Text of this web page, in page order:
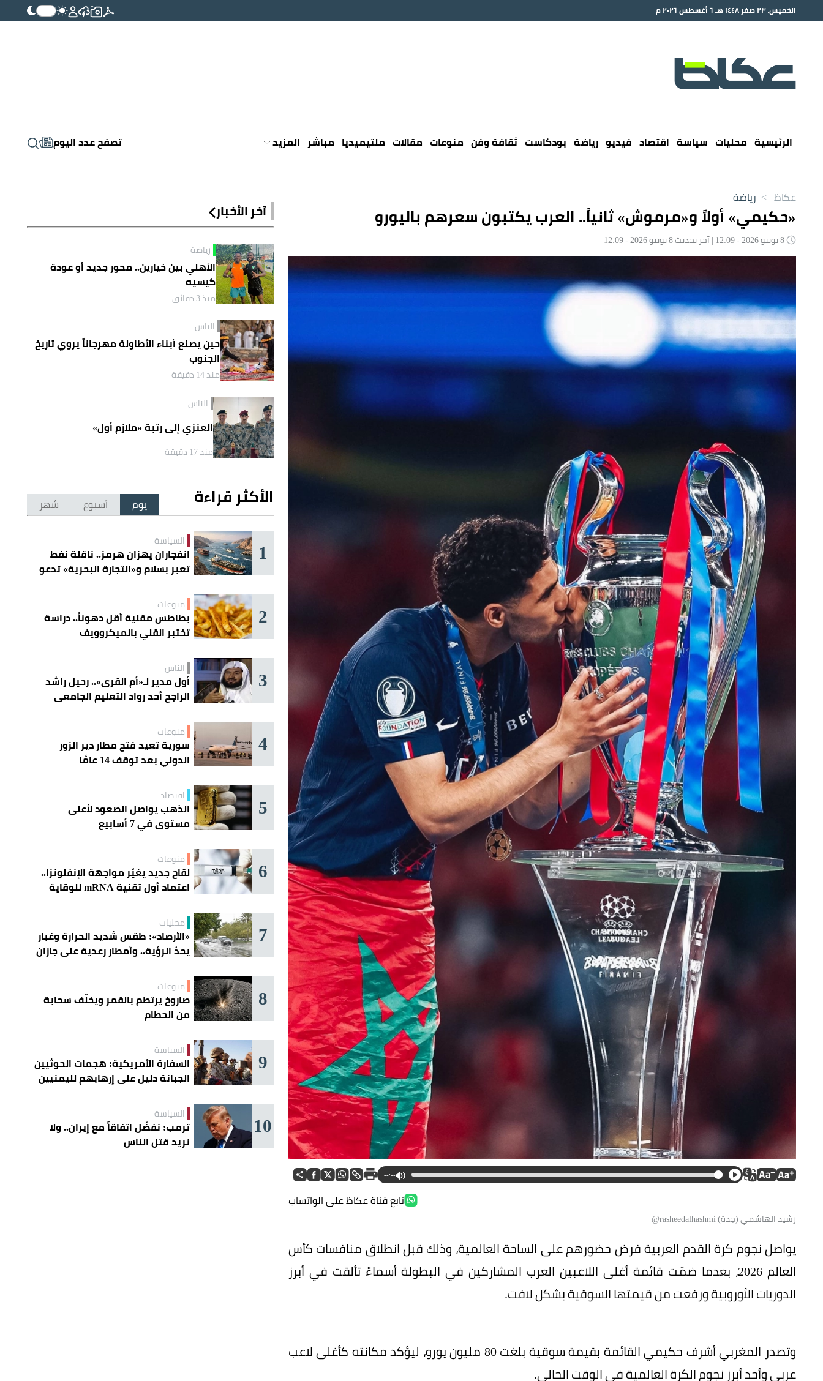
الخميس، ٢٣ صفر ١٤٤٨ هـ ٦ أغسطس ٢٠٢٦ م
الرئيسية محليات سياسة اقتصاد فيديو رياضة بودكاست ثقافة وفن منوعات مقالات ملتيميديا مباشر المزيد تصفح عدد اليوم
عكاظ > رياضة
«حكيمي» أولاً و«مرموش» ثانياً.. العرب يكتبون سعرهم باليورو
--:--
تابع قناة عكاظ على الواتساب
رشيد الهاشمي (جدة) rasheedalhashmi@
يواصل نجوم كرة القدم العربية فرض حضورهم على الساحة العالمية، وذلك قبل انطلاق منافسات كأس
العالم 2026، بعدما ضمّت قائمة أغلى اللاعبين العرب المشاركين في البطولة أسماءً تألقت في أبرز
الدوريات الأوروبية ورفعت من قيمتها السوقية بشكل لافت.
وتصدر المغربي أشرف حكيمي القائمة بقيمة سوقية بلغت 80 مليون يورو، ليؤكد مكانته كأغلى لاعب
عربي وأحد أبرز نجوم الكرة العالمية في الوقت الحالي.
آخر الأخبار
رياضة
الأهلي بين خيارين.. محور جديد أو عودة
كيسيه
منذ 3 دقائق
الناس
حين يصنع أبناء الأطاولة مهرجاناً يروي تاريخ
الجنوب
منذ 14 دقيقة
الناس
العنزي إلى رتبة «ملازم أول»
منذ 17 دقيقة
الأكثر قراءة يوم أسبوع شهر
1 السياسة
انفجاران يهزان هرمز.. ناقلة نفط
تعبر بسلام و«التجارة البحرية» تدعو
2 منوعات
بطاطس مقلية أقل دهوناً.. دراسة
تختبر القلي بالميكروويف
3 الناس
أول مدير لـ«أم القرى».. رحيل راشد
الراجح أحد رواد التعليم الجامعي
4 منوعات
سورية تعيد فتح مطار دير الزور
الدولي بعد توقف 14 عامًا
5 اقتصاد
الذهب يواصل الصعود لأعلى
مستوى في 7 أسابيع
6 منوعات
لقاح جديد يغيّر مواجهة الإنفلونزا..
اعتماد أول تقنية mRNA للوقاية
7 محليات
«الأرصاد»: طقس شديد الحرارة وغبار
يحدّ الرؤية.. وأمطار رعدية على جازان
8 منوعات
صاروخ يرتطم بالقمر ويخلّف سحابة
من الحطام
9 السياسة
السفارة الأمريكية: هجمات الحوثيين
الجبانة دليل على إرهابهم لليمنيين
10 السياسة
ترمب: نفضّل اتفاقاً مع إيران.. ولا
نريد قتل الناس